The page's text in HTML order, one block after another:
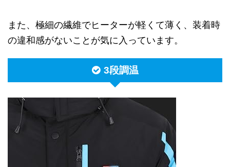
また、極細の繊維でヒーターが軽くて薄く、装着時
の違和感がないことが気に入っています。
3段調温